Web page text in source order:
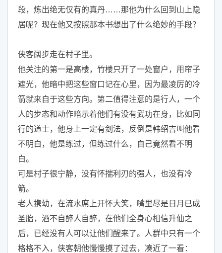
段，炼出绝无仅有的真丹……那他为什么回到山上隐
居呢？现在他又按照那本书想出了什么绝妙的手段？
侠客阔步走在村子里。
他关注的第一是高楼，竹楼只开了一处窗户，用帘子
遮光，他暗中把这些窗口记在心里，因为最凌厉的冷
箭就来自于这些方向。第二值得注意的是行人，一个
人的步态和动作暗示着他们有没有武功在身，比如同
行的道士，他身上一定有剑法，反倒是韩绍吉叫他看
不明白，他是练过，但练过什么，自己竟然看不明
白。
可是村子很宁静，没有怀揣利刃的强人，也没有冷
箭。
老人携幼，在流水席上开怀大笑，嘴里尽是日月已成
圣胎，酒不自醉人自醉，在他们全身心相信升仙之
后，已经没有人可以让他们醒来了。人群中只有一个
格格不入，侠客朝他慢慢摸了过去，凑近了一看：